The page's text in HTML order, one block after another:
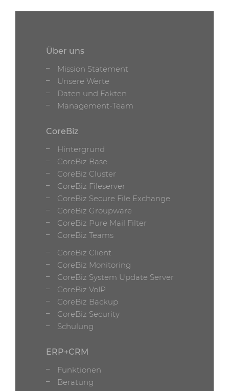
Über uns
Mission Statement
Unsere Werte
Daten und Fakten
Management-Team
CoreBiz
Hintergrund
CoreBiz Base
CoreBiz Cluster
CoreBiz Fileserver
CoreBiz Secure File Exchange
CoreBiz Groupware
CoreBiz Pure Mail Filter
CoreBiz Teams
CoreBiz Client
CoreBiz Monitoring
CoreBiz System Update Server
CoreBiz VoIP
CoreBiz Backup
CoreBiz Security
Schulung
ERP+CRM
Funktionen
Beratung